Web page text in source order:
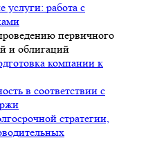
услуги: работа с
первичного
и облигаций
компании к
в соответствии с
стратегии,